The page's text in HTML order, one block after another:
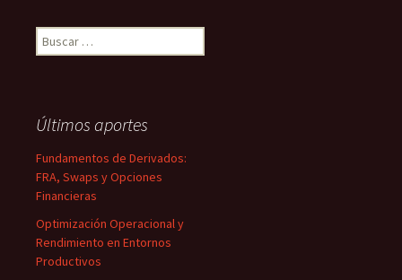
Buscar:
Últimos aportes
Fundamentos de Derivados:
FRA, Swaps y Opciones
Financieras
Optimización Operacional y
Rendimiento en Entornos
Productivos